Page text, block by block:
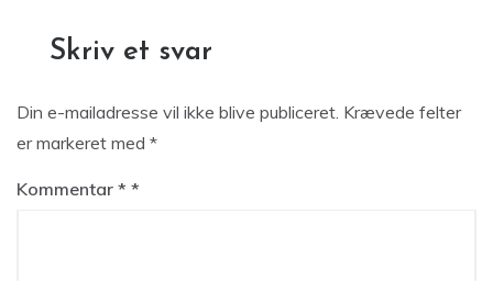
Skriv et svar
Din e-mailadresse vil ikke blive publiceret. Krævede felter
er markeret med *
Kommentar *